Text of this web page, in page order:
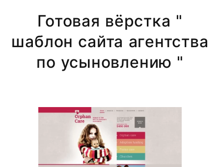
Готовая вёрстка "
шаблон сайта агентства
по усыновлению "